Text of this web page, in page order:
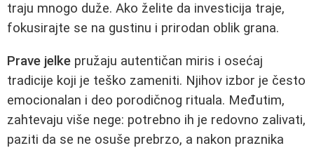
traju mnogo duže. Ako želite da investicija traje,
fokusirajte se na gustinu i prirodan oblik grana.
Prave jelke pružaju autentičan miris i osećaj
tradicije koji je teško zameniti. Njihov izbor je često
emocionalan i deo porodičnog rituala. Međutim,
zahtevaju više nege: potrebno ih je redovno zalivati,
paziti da se ne osuše prebrzo, a nakon praznika